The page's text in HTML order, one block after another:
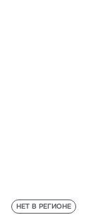
НЕТ В РЕГИОНЕ